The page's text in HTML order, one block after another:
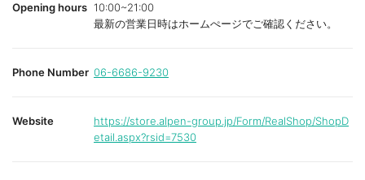
Opening hours 10:00~21:00
最新の営業日時はホームぺージでご確認ください。
Phone Number 06-6686-9230
Website
https://store.alpen-group.jp/Form/RealShop/ShopD
etail.aspx?rsid=7530